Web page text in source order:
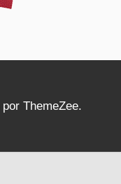
ThemeZee.